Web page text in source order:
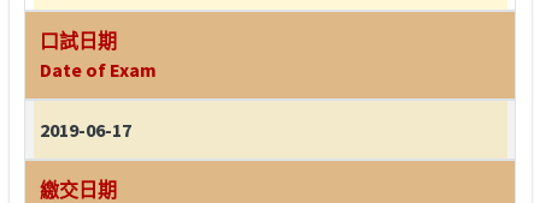
口試日期
Date of Exam
2019-06-17
繳交日期